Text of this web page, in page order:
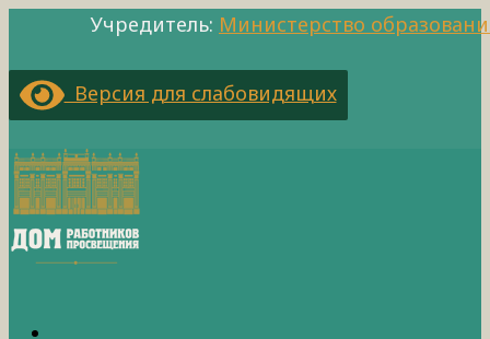
Учредитель: Министерство
Версия для слабовидящих